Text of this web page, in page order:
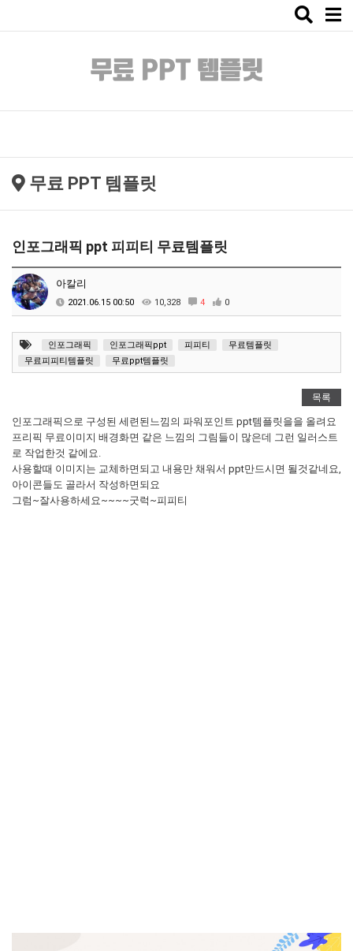
Toggle
무료 PPT 템플릿
인포그래픽 ppt 피피티 무료템플릿
아칼리
2021.06.15 00:50 10,328 4 0
인포그래픽 인포그래픽ppt 피피티
무료템플릿
무료피피티템플릿
무료ppt템플릿
목록
인포그래픽으로 구성된 세련된느낌의 파워포인트 ppt템플릿을을 올려요
프리픽 무료이미지 배경화면 같은 느낌의 그림들이 많은데 그런 일러스트
로 작업한것 같에요.
사용할때 이미지는 교체하면되고 내용만 채워서 ppt만드시면 될것같네요,
아이콘들도 골라서 작성하면되요
그럼~잘사용하세요~~~~굿럭~피피티